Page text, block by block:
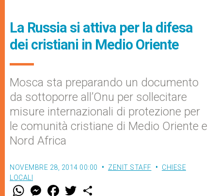
La Russia si attiva per la difesa
dei cristiani in Medio Oriente
Mosca sta preparando un documento
da sottoporre all’Onu per sollecitare
misure internazionali di protezione per
le comunità cristiane di Medio Oriente e
Nord Africa
NOVEMBRE 28, 2014 00:00 ZENIT STAFF
CHIESE
LOCALI
W M F